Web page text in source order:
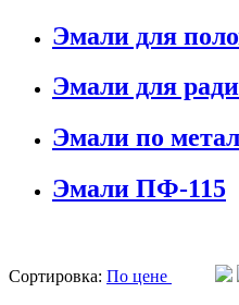
Эмали для
Эмали для
Эмали по
Эмали ПФ-115
Сортировка: По цене